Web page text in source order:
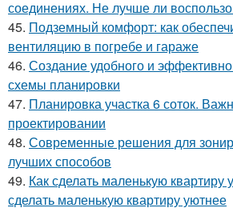
соединениях. Не лучше ли
45. Подземный комфорт: как
вентиляцию в погребе и гараже
46. Создание удобного и
схемы планировки
47. Планировка участка 6 соток.
проектировании
48. Современные решения для
лучших способов
49. Как сделать маленькую квартиру
сделать маленькую квартиру уютнее